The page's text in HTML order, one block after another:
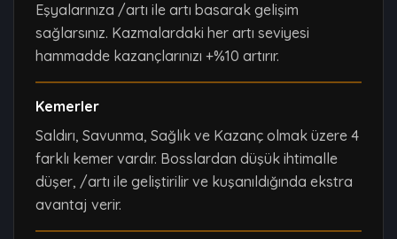
Eşyalarınıza /artı ile artı basarak gelişim
sağlarsınız. Kazmalardaki her artı seviyesi
hammadde kazançlarınızı +%10 artırır.
Kemerler
Saldırı, Savunma, Sağlık ve Kazanç olmak üzere 4
farklı kemer vardır. Bosslardan düşük ihtimalle
düşer, /artı ile geliştirilir ve kuşanıldığında ekstra
avantaj verir.